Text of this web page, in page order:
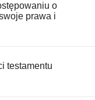
o
prawa i
testamentu